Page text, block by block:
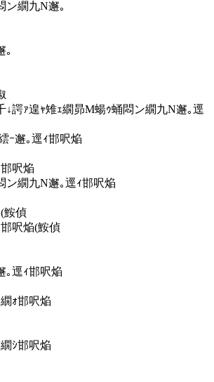
ン繝九Ν邂｡
｡
↓諤ｧ遑ｬ雉ｪ繝昴Μ蝪ｩ蛹悶ン繝九Ν邂｡逕
ｰ邂｡逕ｨ邯呎焔
呎焔
ン繝九Ν邂｡逕ｨ邯呎焔
鮟偵
呎焔(鮟偵
｡逕ｨ邯呎焔
ｫ邯呎焔
ｼ邯呎焔